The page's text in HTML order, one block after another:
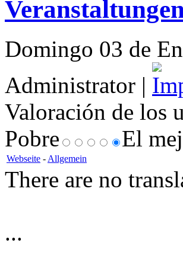
Domingo 03 de
Administrator |
Valoración de los
Pobre
El
Webseite - Allgemein
There are no
...